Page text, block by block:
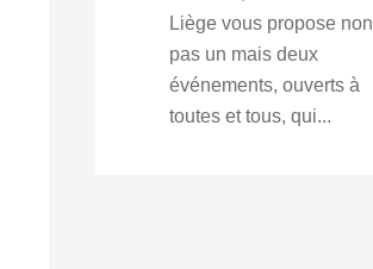
Liège vous propose non
pas un mais deux
événements, ouverts à
toutes et tous, qui...